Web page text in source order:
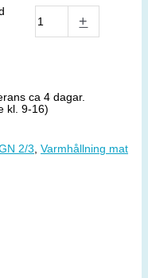
+
ca 4 dagar.
kl. 9-16)
2/3, Varmhållning mat